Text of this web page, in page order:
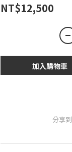
NT$12,500
加入購物車
分享到